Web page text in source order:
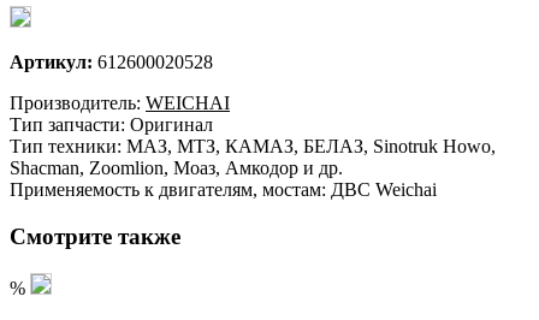
Артикул: 612600020528
Производитель: WEICHAI
Тип запчасти: Оригинал
Тип техники: МАЗ, МТЗ, КАМАЗ, БЕЛАЗ, Sinotruk Howo,
Shacman, Zoomlion, Моаз, Амкодор и др.
Применяемость к двигателям, мостам: ДВС Weichai
Смотрите также
%